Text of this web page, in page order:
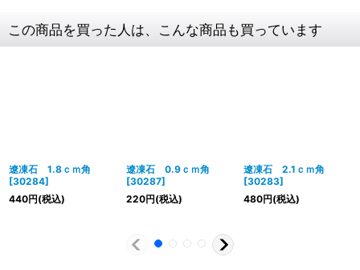
この商品を買った人は、こんな商品も買っています
遼凍石 1.8ｃｍ角
[30284]
440円(税込)
遼凍石 0.9ｃｍ角
[30287]
220円(税込)
遼凍石 2.1ｃｍ角
[30283]
480円(税込)